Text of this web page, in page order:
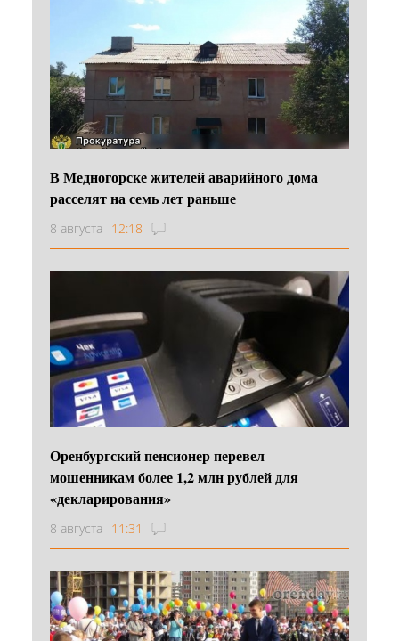
В Медногорске жителей аварийного дома
расселят на семь лет раньше
8 августа 12:18
Оренбургский пенсионер перевел
мошенникам более 1,2 млн рублей для
«декларирования»
8 августа 11:31